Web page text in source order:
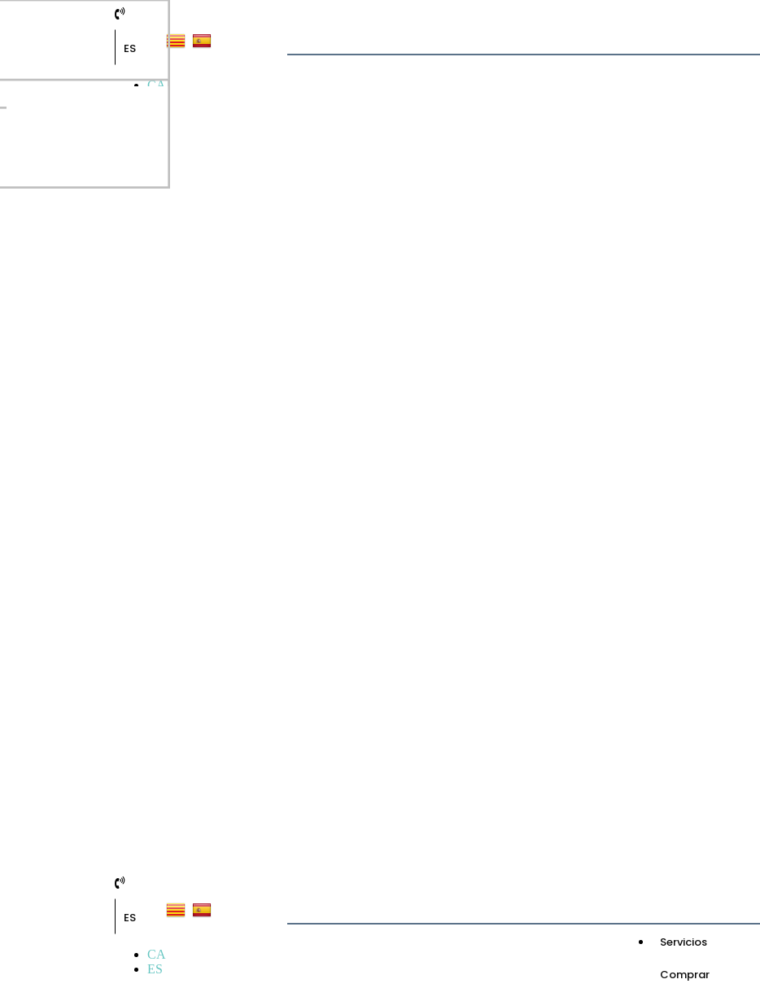
ES
CA
ES
CA
ES
Servicios
Comprar